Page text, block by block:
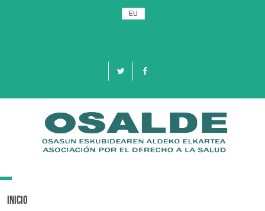
EU
Toggle
Inicio